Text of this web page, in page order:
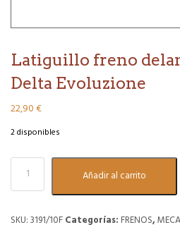
Latiguillo freno
Delta Evoluzione
22,90€
2 disponibles
Latiguillo
freno
delantero.
Delta
Añadir al carrito
SKU:3191/10FCategorías: FRENOS,